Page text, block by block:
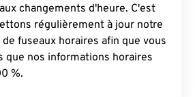
changements d'heure. C'est
régulièrement à jour notre
fuseaux horaires afin que vous
que nos informations horaires
%.